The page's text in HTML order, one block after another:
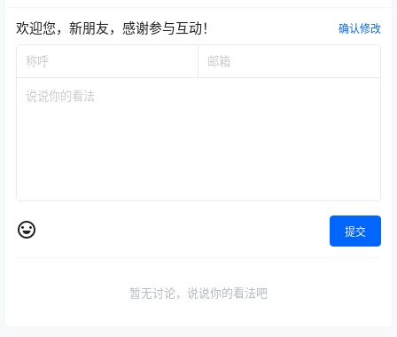
欢迎您，新朋友，感谢参与互动！ 确认修改
提交
暂无讨论，说说你的看法吧